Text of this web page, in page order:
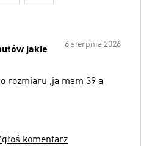
6 sierpnia 2026
jakie
rozmiaru ,ja mam 39 a
komentarz